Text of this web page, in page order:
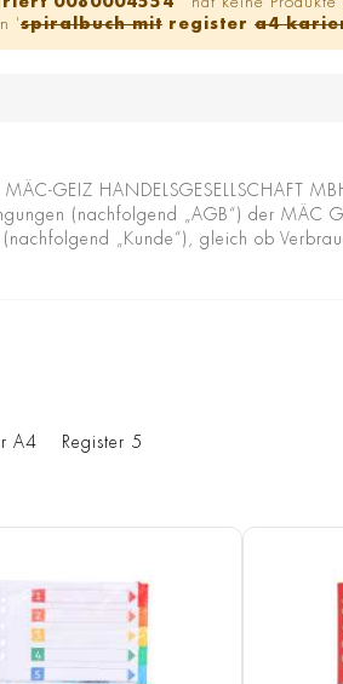
'spiralbuch mit register a4
GEIZ HANDELSGESELLSCHAFT
(nachfolgend „AGB“) der MÄC
„Kunde“), gleich ob
A4 Register 5